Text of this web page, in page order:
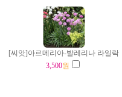
[씨앗]아르메리아-발레리나 라일락
3,500원